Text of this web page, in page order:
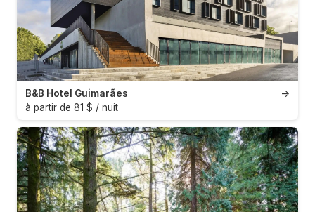
→
B&B Hotel Guimarães
à partir de 81 $ / nuit